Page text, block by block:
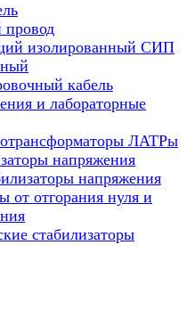
провод
изолированный СИП
кабель
и лабораторные
ЛАТРы
напряжения
напряжения
от отгорания нуля и
стабилизаторы